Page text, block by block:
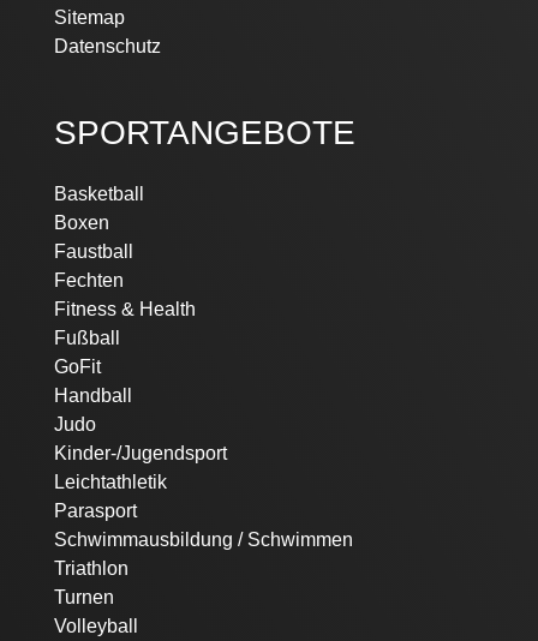
Sitemap
Datenschutz
SPORTANGEBOTE
Navigation
überspringen
Basketball
Boxen
Faustball
Fechten
Fitness & Health
Fußball
GoFit
Handball
Judo
Kinder-/Jugendsport
Leichtathletik
Parasport
Schwimmausbildung / Schwimmen
Triathlon
Turnen
Volleyball